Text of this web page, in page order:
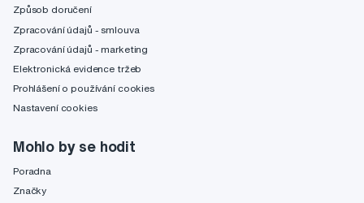
Způsob doručení
Zpracování údajů - smlouva
Zpracování údajů - marketing
Elektronická evidence tržeb
Prohlášení o používání cookies
Nastavení cookies
Mohlo by se hodit
Poradna
Značky